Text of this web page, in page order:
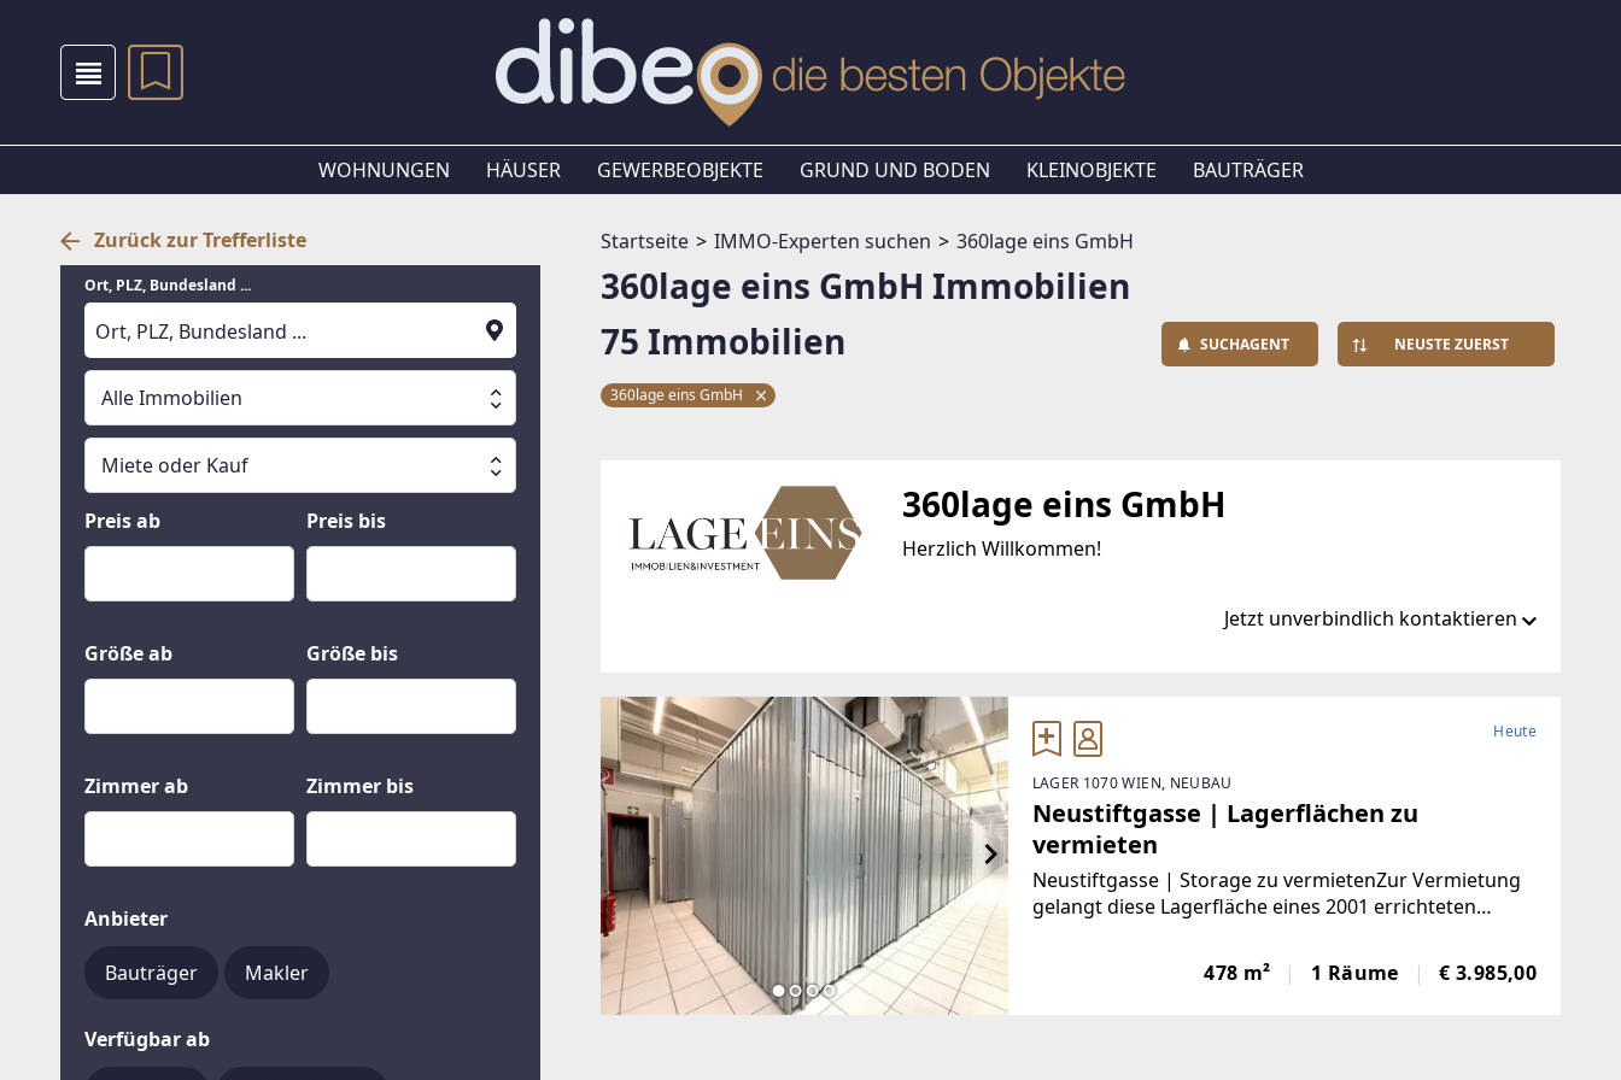
WOHNUNGEN HÄUSER GEWERBEOBJEKTE GRUND UND BODEN KLEINOBJEKTE BAUTRÄGER
Zurück zur Trefferliste
Ort, PLZ, Bundesland ...
Suche läuft
Alle Immobilien
Alle Immobilien
Häuser
Grund und Boden
Miete oder Kauf
Miete oder Kauf
Kauf
Preis ab Preis bis
Größe ab Größe bis
Zimmer ab Zimmer bis
Anbieter
Bauträger Makler
Verfügbar ab
Startseite IMMO-Experten suchen 360lage eins GmbH
360lage eins GmbH Immobilien
75 Immobilien
SUCHAGENT NEUSTE ZUERST
360lage eins GmbH
360lage eins GmbH
Herzlich Willkommen!
Jetzt unverbindlich kontaktieren
Bauernmarkt 10/20a
1010 Wien, Innere Stadt
TELEFON
+43 676 66 07 817
https://www.lageeins.com/
EMAIL
office@lageeins.com
Heute
LAGER 1070 WIEN, NEUBAU
Neustiftgasse | Lagerflächen zu
vermieten
Neustiftgasse | Storage zu vermietenZur Vermietung
gelangt diese Lagerfläche eines 2001 errichteten
Büroflächen sowie Wohnungen in der
Neustiftgasse.Das Objekt ist über eine stufenlose
478 m² 1 Räume € 3.985,00